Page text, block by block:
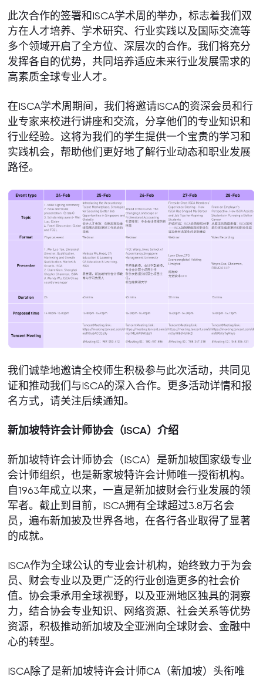
此次合作的签署和ISCA学术周的举办，标志着我们双
方在人才培养、学术研究、行业实践以及国际交流等
多个领域开启了全方位、深层次的合作。我们将充分
发挥各自的优势，共同培养适应未来行业发展需求的
高素质全球专业人才。
在ISCA学术周期间，我们将邀请ISCA的资深会员和行
业专家来校进行讲座和交流，分享他们的专业知识和
行业经验。这将为我们的学生提供一个宝贵的学习和
实践机会，帮助他们更好地了解行业动态和职业发展
路径。
我们诚挚地邀请全校师生积极参与此次活动，共同见
证和推动我们与ISCA的深入合作。更多活动详情和报
名方式，请关注后续通知。
新加坡特许会计师协会（ISCA）介绍
新加坡特许会计师协会（ISCA）是新加坡国家级专业
会计师组织，也是新家坡特许会计师唯一授衔机构。
自1963年成立以来，一直是新加披财会行业发展的领
军者。截止到目前，ISCA拥有全球超过3.8万名会
员，遍布新加披及世界各地，在各行各业取得了显著
的成就。
ISCA作为全球公认的专业会计机构，始终致力于为会
员、财会专业以及更广泛的行业创造更多的社会价
值。协会秉承用全球视野，以及亚洲地区独具的洞察
力，结合协会专业知识、网络资源、社会关系等优势
资源，积极推动新加坡及全亚洲向全球财会、金融中
心的转型。
ISCA除了是新加坡特许会计师CA（新加坡）头衔唯